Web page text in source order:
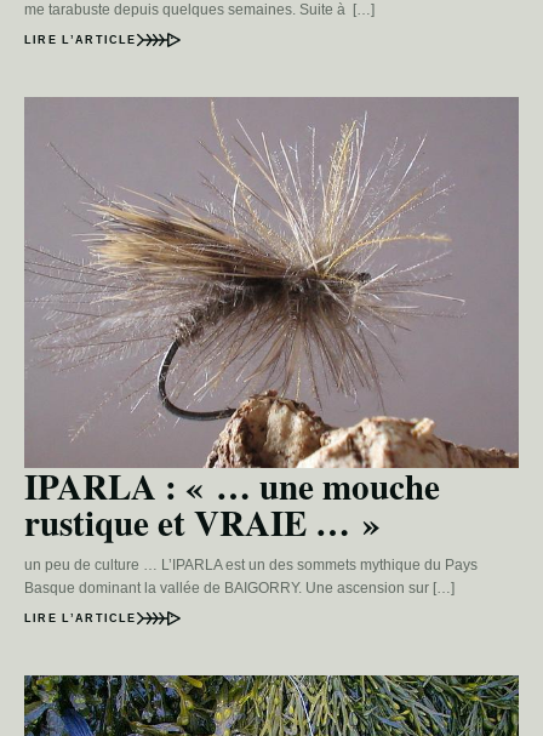
me tarabuste depuis quelques semaines. Suite à […]
LIRE L’ARTICLE
IPARLA : « … une mouche
rustique et VRAIE … »
un peu de culture … L’IPARLA est un des sommets mythique du Pays
Basque dominant la vallée de BAIGORRY. Une ascension sur […]
LIRE L’ARTICLE